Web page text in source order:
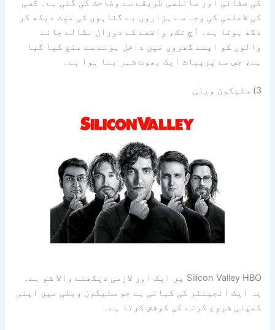
کی صفائی اور سائنسی طریقے سے وضاحت کی گئی ہے۔ کسی
کی لاعلمی کی وجہ سے ہزاروں بے گناہوں کی موت دیکھ کر
دکھ ہوتا ہے۔ آج تک، واقعے کے دوران نکالے جانے
والوں کو اپنے گھروں میں داخل ہونے سے منع کیا گیا
ہے، جس سے پرپیات ایک بھوت شہر بنا ہوا ہے۔
3) سلیکون ویلی
Silicon Valley HBO پر ایک اور لازمی دیکھنے والا شو ہے۔
یہ ایک انجینئر کی کہانی ہے جو سلیکون ویلی میں اپنی
کمپنی شروع کرنے کی کوشش کرتا ہے۔